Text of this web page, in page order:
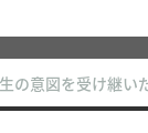
の意図を受け継い